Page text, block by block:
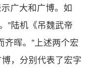
广大和广博。如
”陆机《吊魏武帝
齐晖。”上述两个宏
，分别代表了宏字